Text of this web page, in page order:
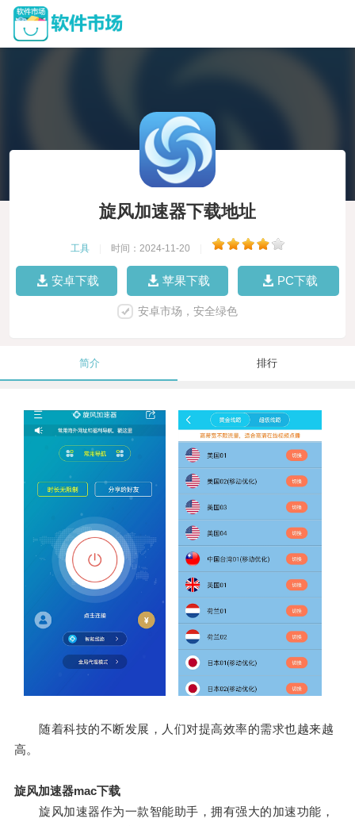
旋风加速器下载地址
工具 时间：2024-11-20
安卓下载 苹果下载 PC下载
安卓市场，安全绿色
简介 排行
随着科技的不断发展，人们对提高效率的需求也越来越
高。
旋风加速器mac下载
旋风加速器作为一款智能助手，拥有强大的加速功能，